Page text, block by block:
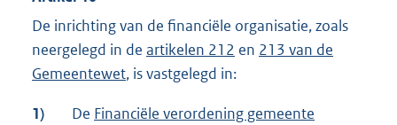
De inrichting van de financiële organisatie, zoals
neergelegd in de artikelen 212 en 213 van de
Gemeentewet, is vastgelegd in:
1) De E
Financiële verordening gemeente